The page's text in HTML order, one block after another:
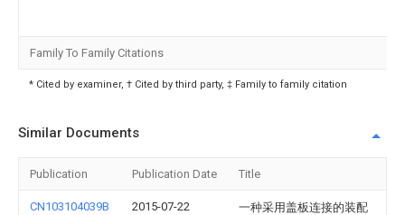
Family To Family Citations
* Cited by examiner, † Cited by third party, ‡ Family to family citation
Similar Documents
Publication Publication Date Title
CN103104039B 2015-07-22
一种采用盖板连接的装配